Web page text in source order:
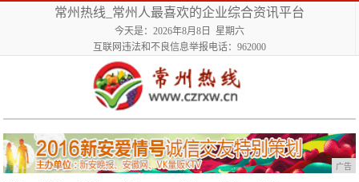
常州热线_常州人最喜欢的企业综合资讯平台
今天是：2026年8月8日 星期六
互联网违法和不良信息举报电话：962000
广告